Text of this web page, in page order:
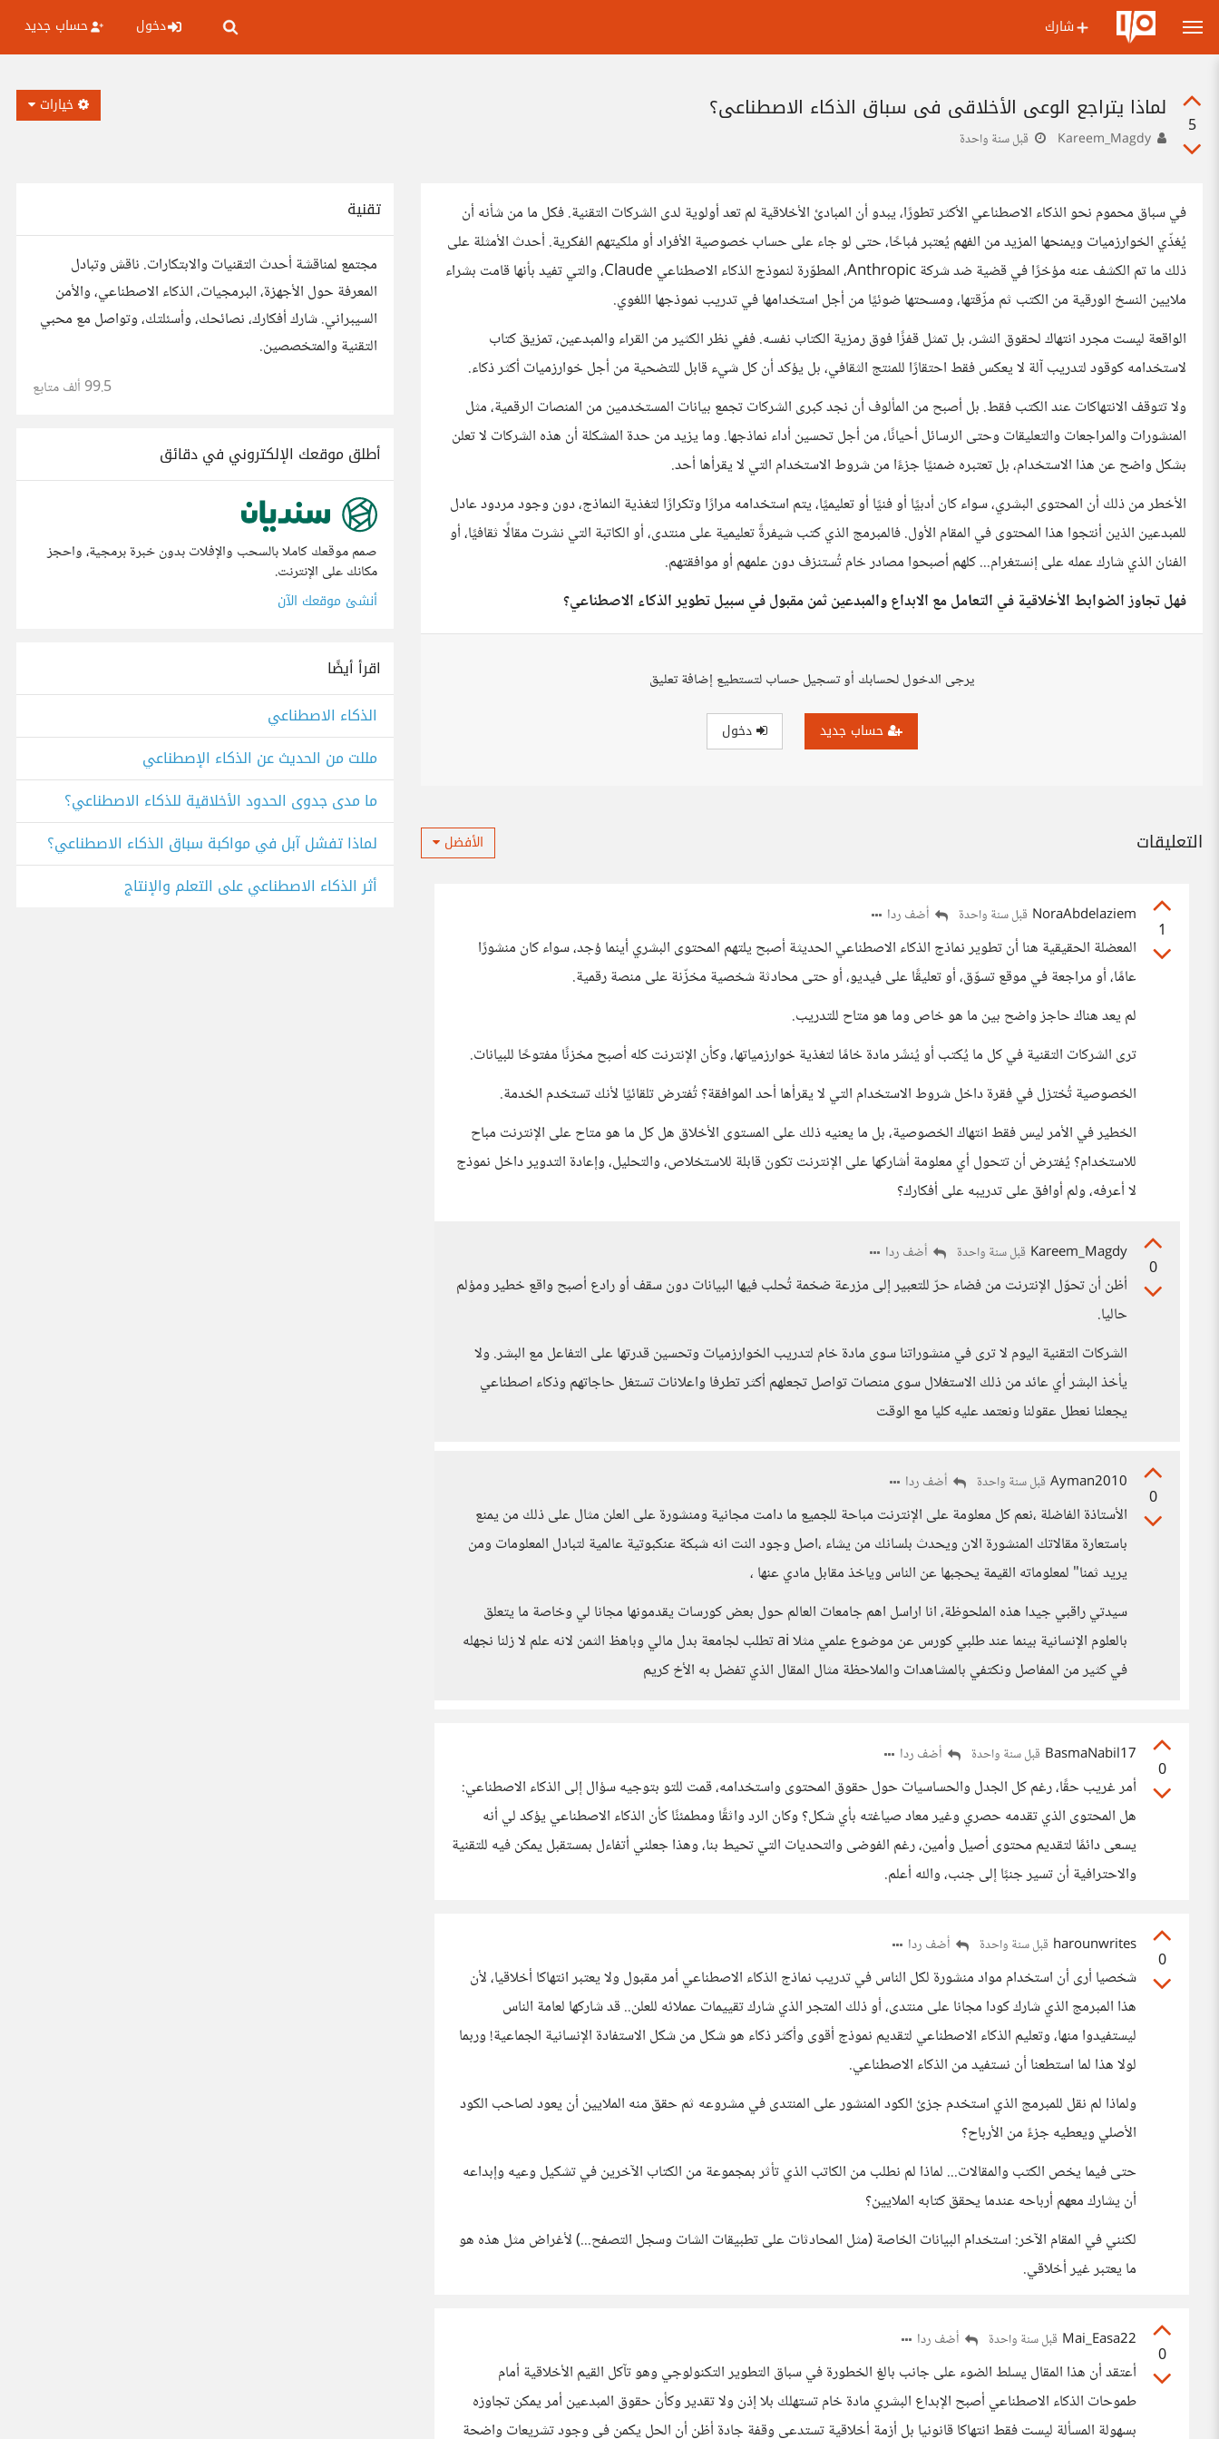
شارك دخول حساب جديد
5
لماذا يتراجع الوعي الأخلاقي في سباق الذكاء الاصطناعي؟
قبل سنة واحدة
خيارات
في سباق محموم نحو الذكاء الاصطناعي الأكثر تطورًا، يبدو أن المبادئ الأخلاقية لم تعد أولوية لدى الشركات التقنية. فكل ما من شأنه أن
يُغذّي الخوارزميات ويمنحها المزيد من الفهم يُعتبر مُباحًا، حتى لو جاء على حساب خصوصية الأفراد أو ملكيتهم الفكرية. أحدث الأمثلة على
ذلك ما تم الكشف عنه مؤخرًا في قضية ضد شركة Anthropic، المطوّرة لنموذج الذكاء الاصطناعي Claude، والتي تفيد بأنها قامت بشراء
ملايين النسخ الورقية من الكتب ثم مزّقتها، ومسحتها ضوئيًا من أجل استخدامها في تدريب نموذجها اللغوي.
الواقعة ليست مجرد انتهاك لحقوق النشر، بل تمثل قفزًا فوق رمزية الكتاب نفسه. ففي نظر الكثير من القراء والمبدعين، تمزيق كتاب
لاستخدامه كوقود لتدريب آلة لا يعكس فقط احتقارًا للمنتج الثقافي، بل يؤكد أن كل شيء قابل للتضحية من أجل خوارزميات أكثر ذكاء.
ولا تتوقف الانتهاكات عند الكتب فقط. بل أصبح من المألوف أن نجد كبرى الشركات تجمع بيانات المستخدمين من المنصات الرقمية، مثل
المنشورات والمراجعات والتعليقات وحتى الرسائل أحيانًا، من أجل تحسين أداء نماذجها. وما يزيد من حدة المشكلة أن هذه الشركات لا تعلن
بشكل واضح عن هذا الاستخدام، بل تعتبره ضمنيًا جزءًا من شروط الاستخدام التي لا يقرأها أحد.
الأخطر من ذلك أن المحتوى البشري، سواء كان أدبيًا أو فنيًا أو تعليميًا، يتم استخدامه مرارًا وتكرارًا لتغذية النماذج، دون وجود مردود عادل
للمبدعين الذين أنتجوا هذا المحتوى في المقام الأول. فالمبرمج الذي كتب شيفرةً تعليمية على منتدى، أو الكاتبة التي نشرت مقالًا ثقافيًا، أو
الفنان الذي شارك عمله على إنستغرام... كلهم أصبحوا مصادر خام تُستنزف دون علمهم أو موافقتهم.
فهل تجاوز الضوابط الأخلاقية في التعامل مع الابداع والمبدعين ثمن مقبول في سبيل تطوير الذكاء الاصطناعي؟
يرجى الدخول لحسابك أو تسجيل حساب لتستطيع إضافة تعليق
حساب جديد دخول
التعليقات الأفضل
1
NoraAbdelaziem قبل سنة واحدة أضف ردا
المعضلة الحقيقية هنا أن تطوير نماذج الذكاء الاصطناعي الحديثة أصبح يلتهم المحتوى البشري أينما وُجد، سواء كان منشورًا
عامًا، أو مراجعة في موقع تسوّق، أو تعليقًا على فيديو، أو حتى محادثة شخصية مخزّنة على منصة رقمية.
لم يعد هناك حاجز واضح بين ما هو خاص وما هو متاح للتدريب.
ترى الشركات التقنية في كل ما يُكتب أو يُنشَر مادة خامًا لتغذية خوارزمياتها، وكأن الإنترنت كله أصبح مخزنًا مفتوحًا للبيانات.
الخصوصية تُختزل في فقرة داخل شروط الاستخدام التي لا يقرأها أحد الموافقة؟ تُفترض تلقائيًا لأنك تستخدم الخدمة.
الخطير في الأمر ليس فقط انتهاك الخصوصية، بل ما يعنيه ذلك على المستوى الأخلاق هل كل ما هو متاح على الإنترنت مباح
للاستخدام؟ يُفترض أن تتحول أي معلومة أشاركها على الإنترنت تكون قابلة للاستخلاص، والتحليل، وإعادة التدوير داخل نموذج
لا أعرفه، ولم أوافق على تدريبه على أفكارك؟
0
Kareem_Magdy قبل سنة واحدة أضف ردا
أظن أن تحوّل الإنترنت من فضاء حرّ للتعبير إلى مزرعة ضخمة تُحلب فيها البيانات دون سقف أو رادع أصبح واقع خطير ومؤلم
حاليا.
الشركات التقنية اليوم لا ترى في منشوراتنا سوى مادة خام لتدريب الخوارزميات وتحسين قدرتها على التفاعل مع البشر. ولا
يأخذ البشر أي عائد من ذلك الاستغلال سوى منصات تواصل تجعلهم أكثر تطرفا واعلانات تستغل حاجاتهم وذكاء اصطناعي
يجعلنا نعطل عقولنا ونعتمد عليه كليا مع الوقت
0
Ayman2010 قبل سنة واحدة أضف ردا
الأستاذة الفاضلة ،نعم كل معلومة على الإنترنت مباحة للجميع ما دامت مجانية ومنشورة على العلن مثال على ذلك من يمنع
باستعارة مقالاتك المنشورة الان ويحدث بلسانك من يشاء ،اصل وجود النت انه شبكة عنكبوتية عالمية لتبادل المعلومات ومن
يريد ثمنا" لمعلوماته القيمة يحجبها عن الناس وياخذ مقابل مادي عنها ،
سيدتي راقبي جيدا هذه الملحوظة، انا اراسل اهم جامعات العالم حول بعض كورسات يقدمونها مجانا لي وخاصة ما يتعلق
بالعلوم الإنسانية بينما عند طلبي كورس عن موضوع علمي مثلا ai تطلب لجامعة بدل مالي وباهظ الثمن لانه علم لا زلنا نجهله
في كثير من المفاصل ونكتفي بالمشاهدات والملاحظة مثال المقال الذي تفضل به الأخ كريم
0
BasmaNabil17 قبل سنة واحدة أضف ردا
أمر غريب حقًا، رغم كل الجدل والحساسيات حول حقوق المحتوى واستخدامه، قمت للتو بتوجيه سؤال إلى الذكاء الاصطناعي:
هل المحتوى الذي تقدمه حصري وغير معاد صياغته بأي شكل؟ وكان الرد واثقًا ومطمئنًا كأن الذكاء الاصطناعي يؤكد لي أنه
يسعى دائمًا لتقديم محتوى أصيل وأمين، رغم الفوضى والتحديات التي تحيط بنا، وهذا جعلني أتفاءل بمستقبل يمكن فيه للتقنية
والاحترافية أن تسير جنبًا إلى جنب، والله أعلم.
0
harounwrites قبل سنة واحدة أضف ردا
شخصيا أرى أن استخدام مواد منشورة لكل الناس في تدريب نماذج الذكاء الاصطناعي أمر مقبول ولا يعتبر انتهاكا أخلاقيا، لأن
هذا المبرمج الذي شارك كودا مجانا على منتدى، أو ذلك المتجر الذي شارك تقييمات عملائه للعلن.. قد شاركها لعامة الناس
ليستفيدوا منها، وتعليم الذكاء الاصطناعي لتقديم نموذج أقوى وأكثر ذكاء هو شكل من شكل الاستفادة الإنسانية الجماعية! وربما
لولا هذا لما استطعنا أن نستفيد من الذكاء الاصطناعي.
ولماذا لم نقل للمبرمج الذي استخدم جزئ الكود المنشور على المنتدى في مشروعه ثم حقق منه الملايين أن يعود لصاحب الكود
الأصلي ويعطيه جزءً من الأرباح؟
حتى فيما يخص الكتب والمقالات... لماذا لم نطلب من الكاتب الذي تأثر بمجموعة من الكتاب الآخرين في تشكيل وعيه وإبداعه
أن يشارك معهم أرباحه عندما يحقق كتابه الملايين؟
لكنني في المقام الآخر: استخدام البيانات الخاصة (مثل المحادثات على تطبيقات الشات وسجل التصفح...) لأغراض مثل هذه هو
ما يعتبر غير أخلاقي.
0
Mai_Easa22 قبل سنة واحدة أضف ردا
أعتقد أن هذا المقال يسلط الضوء على جانب بالغ الخطورة في سباق التطوير التكنولوجي وهو تآكل القيم الأخلاقية أمام
طموحات الذكاء الاصطناعي أصبح الإبداع البشري مادة خام تستهلك بلا إذن ولا تقدير وكأن حقوق المبدعين أمر يمكن تجاوزه
بسهولة المسألة ليست فقط انتهاكا قانونيا بل أزمة أخلاقية تستدعي وقفة جادة أظن أن الحل يكمن في وجود تشريعات واضحة
تقنية
مجتمع لمناقشة أحدث التقنيات والابتكارات. ناقش وتبادل
المعرفة حول الأجهزة، البرمجيات، الذكاء الاصطناعي، والأمن
السيبراني. شارك أفكارك، نصائحك، وأسئلتك، وتواصل مع محبي
التقنية والمتخصصين.
99.5 ألف متابع
أطلق موقعك الإلكتروني في دقائق
صمم موقعك كاملا بالسحب والإفلات بدون خبرة برمجية، واحجز
مكانك على الإنترنت.
أنشئ موقعك الآن
اقرأ أيضًا
الذكاء الاصطناعي
مللت من الحديث عن الذكاء الإصطناعي
ما مدى جدوى الحدود الأخلاقية للذكاء الاصطناعي؟
لماذا تفشل آبل في مواكبة سباق الذكاء الاصطناعي؟
أثر الذكاء الاصطناعي على التعلم والإنتاج